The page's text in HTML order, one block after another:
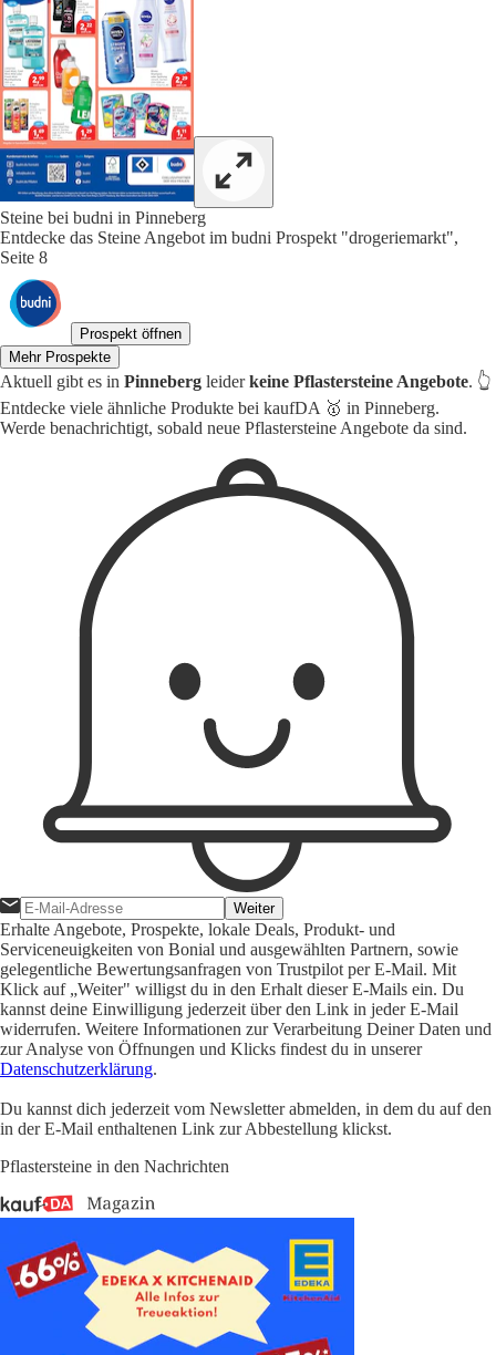
Steine bei budni in Pinneberg
Entdecke das Steine Angebot im budni Prospekt "drogeriemarkt",
Seite 8
Prospekt öffnen
Mehr Prospekte
Aktuell gibt es in Pinneberg leiderkeine Pflastersteine Angebote. 👆
Entdecke viele ähnliche Produkte bei kaufDA 🥇 in Pinneberg.
Werde benachrichtigt, sobald neue Pflastersteine Angebote da sind.
Weiter
Erhalte Angebote, Prospekte, lokale Deals, Produkt- und
Serviceneuigkeiten von Bonial und ausgewählten Partnern, sowie
gelegentliche Bewertungsanfragen von Trustpilot per E-Mail. Mit
Klick auf „Weiter" willigst du in den Erhalt dieser E-Mails ein. Du
kannst deine Einwilligung jederzeit über den Link in jeder E-Mail
widerrufen. Weitere Informationen zur Verarbeitung Deiner Daten und
zur Analyse von Öffnungen und Klicks findest du in unserer
Datenschutzerklärung.
Du kannst dich jederzeit vom Newsletter abmelden, in dem du auf den
in der E-Mail enthaltenen Link zur Abbestellung klickst.
Pflastersteine in den Nachrichten